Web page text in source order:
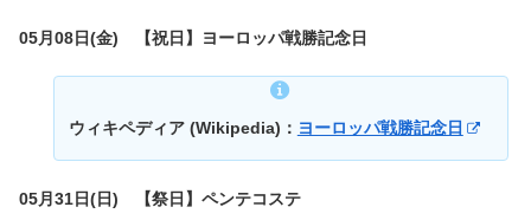
05月08日(金) 【祝日】ヨーロッパ戦勝記念日
ウィキペディア (Wikipedia)： ヨーロッパ戦勝記念日
05月31日(日) 【祭日】ペンテコステ